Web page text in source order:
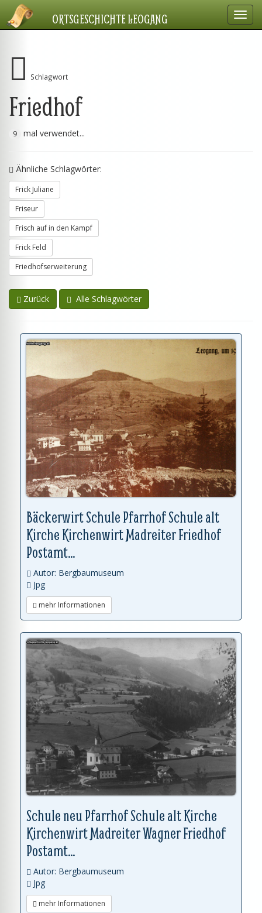
ORTSGESCHICHTE LEOGANG
Schlagwort
Friedhof
9 mal verwendet...
Ähnliche Schlagwörter:
Frick Juliane
Friseur
Frisch auf in den Kampf
Frick Feld
Friedhofserweiterung
Zurück Alle Schlagwörter
Bäckerwirt Schule Pfarrhof Schule alt
Kirche Kirchenwirt Madreiter Friedhof
Postamt...
Autor: Bergbaumuseum
Jpg
mehr Informationen
Schule neu Pfarrhof Schule alt Kirche
Kirchenwirt Madreiter Wagner Friedhof
Postamt...
Autor: Bergbaumuseum
Jpg
mehr Informationen